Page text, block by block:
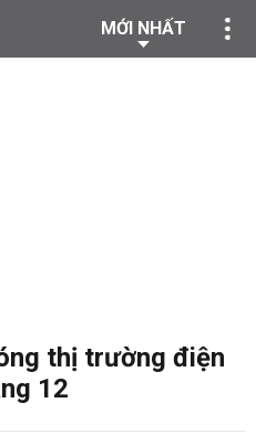
MỚI NHẤT
thị trường điện
12